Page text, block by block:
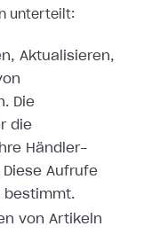
unterteilt:
Aktualisieren,
Die
die
Händler-
Aufrufe
bestimmt.
von Artikeln